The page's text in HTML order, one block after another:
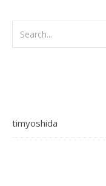
timyoshida